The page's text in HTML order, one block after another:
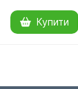
Купити